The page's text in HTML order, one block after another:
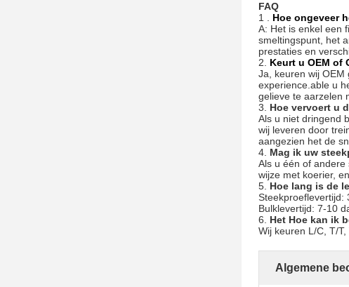
FAQ
1 . Hoe ongeveer
A: Het is enkel een
smeltingspunt, het
prestaties en
2. Keurt u OEM of
Ja, keuren wij
experience.able u
gelieve te aarzelen
3. Hoe vervoert u
Als u niet dringend
wij leveren door
aangezien het de
4. Mag ik uw
Als u één of andere
wijze met koerier,
5. Hoe lang is de
Steekproeflevertijd:
Bulklevertijd: 7-10
6. Het Hoe kan ik
Wij keuren L/C, T/
Algemene